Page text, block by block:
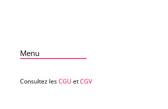
Menu
Consultez lesCGU etCGV